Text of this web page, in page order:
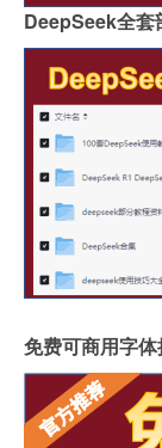
DeepSeek全套
免费可商用字